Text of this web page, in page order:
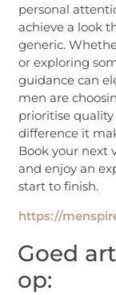
personal
achieve a look
generic.
or exploring
guidance can
men are
prioritise
difference it
Book your next
and enjoy an
start to finish.
https://
Goed
op: